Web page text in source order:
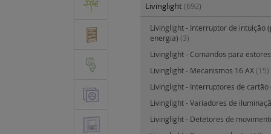
Livinglight(692)
Livinglight - Interruptor de intuição
energia) (3)
Livinglight - Comandos para
Livinglight - Mecanismos 16 AX(15)
Livinglight - Interruptores de cartão
Livinglight - Variadores de
Livinglight - Detetores de